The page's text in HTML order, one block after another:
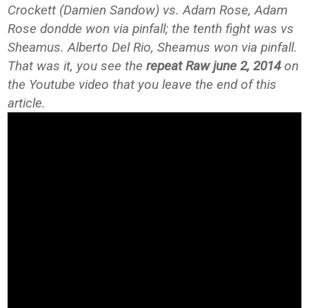
Crockett (Damien Sandow) vs. Adam Rose, Adam
Rose dondde won via pinfall; the tenth fight was vs
Sheamus. Alberto Del Rio, Sheamus won via pinfall.
That was it, you see therepeat Raw june 2, 2014on
the Youtube video that you leave the end of this
article.